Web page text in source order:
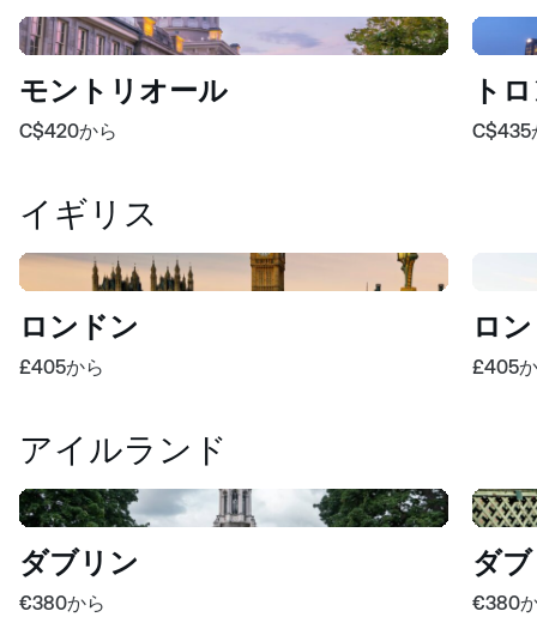
モントリオール
C$420から
ト
C$435
イギリス
ロンドン
£405から
ロ
£405
アイルランド
ダブリン
€380から
ダ
€380